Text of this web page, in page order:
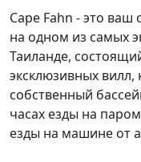
Cape Fahn - это
на одном из самых
Таиланде,
эксклюзивных вилл,
собственный
часах езды на
езды на машине от